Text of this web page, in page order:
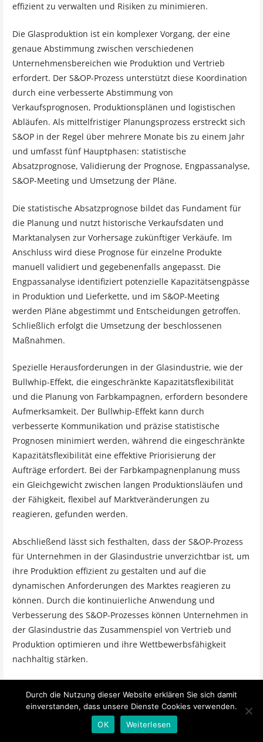
effizient zu verwalten und Risiken zu minimieren.
Die Glasproduktion ist ein komplexer Vorgang, der eine
genaue Abstimmung zwischen verschiedenen
Unternehmensbereichen wie Produktion und Vertrieb
erfordert. Der S&OP-Prozess unterstützt diese Koordination
durch eine verbesserte Abstimmung von
Verkaufsprognosen, Produktionsplänen und logistischen
Abläufen. Als mittelfristiger Planungsprozess erstreckt sich
S&OP in der Regel über mehrere Monate bis zu einem Jahr
und umfasst fünf Hauptphasen: statistische
Absatzprognose, Validierung der Prognose, Engpassanalyse,
S&OP-Meeting und Umsetzung der Pläne.
Die statistische Absatzprognose bildet das Fundament für
die Planung und nutzt historische Verkaufsdaten und
Marktanalysen zur Vorhersage zukünftiger Verkäufe. Im
Anschluss wird diese Prognose für einzelne Produkte
manuell validiert und gegebenenfalls angepasst. Die
Engpassanalyse identifiziert potenzielle Kapazitätsengpässe
in Produktion und Lieferkette, und im S&OP-Meeting
werden Pläne abgestimmt und Entscheidungen getroffen.
Schließlich erfolgt die Umsetzung der beschlossenen
Maßnahmen.
Spezielle Herausforderungen in der Glasindustrie, wie der
Bullwhip-Effekt, die eingeschränkte Kapazitätsflexibilität
und die Planung von Farbkampagnen, erfordern besondere
Aufmerksamkeit. Der Bullwhip-Effekt kann durch
verbesserte Kommunikation und präzise statistische
Prognosen minimiert werden, während die eingeschränkte
Kapazitätsflexibilität eine effektive Priorisierung der
Aufträge erfordert. Bei der Farbkampagnenplanung muss
ein Gleichgewicht zwischen langen Produktionsläufen und
der Fähigkeit, flexibel auf Marktveränderungen zu
reagieren, gefunden werden.
Abschließend lässt sich festhalten, dass der S&OP-Prozess
für Unternehmen in der Glasindustrie unverzichtbar ist, um
ihre Produktion effizient zu gestalten und auf die
dynamischen Anforderungen des Marktes reagieren zu
können. Durch die kontinuierliche Anwendung und
Verbesserung des S&OP-Prozesses können Unternehmen in
der Glasindustrie das Zusammenspiel von Vertrieb und
Produktion optimieren und ihre Wettbewerbsfähigkeit
nachhaltig stärken.
Dennis Goetjes
Durch die Nutzung dieser Website erklären Sie sich damit
einverstanden, dass unsere Dienste Cookies verwenden.
OK
Weiterlesen